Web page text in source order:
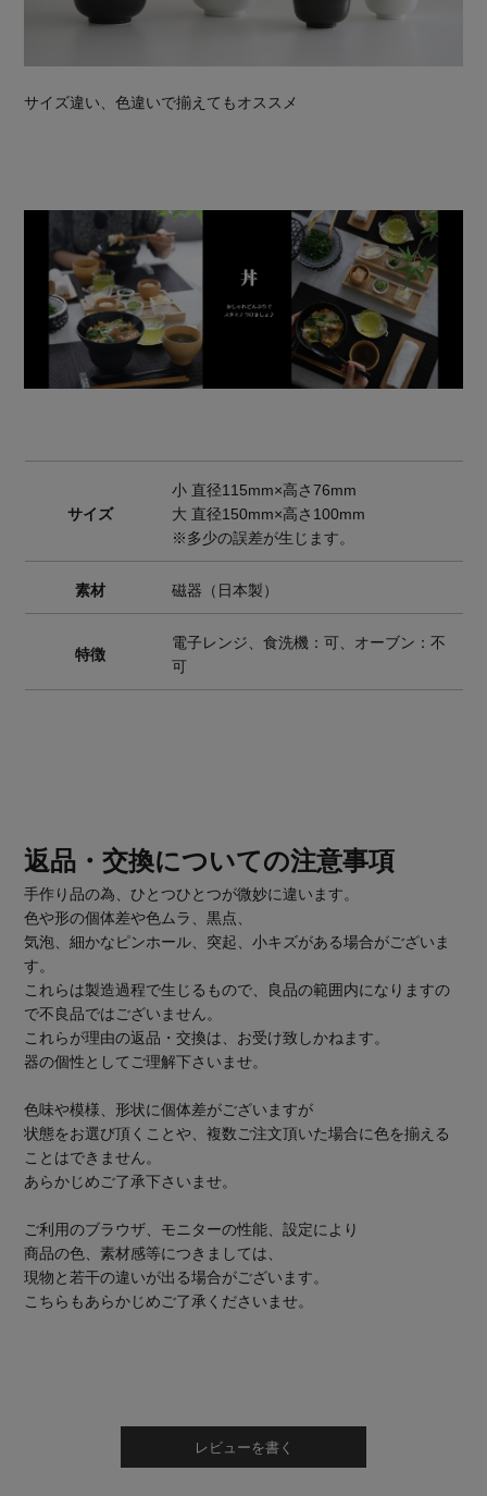
サイズ違い、色違いで揃えてもオススメ
サイズ
小 直径115mm×高さ76mm
大 直径150mm×高さ100mm
※多少の誤差が生じます。
素材 磁器（日本製）
特徴
電子レンジ、食洗機：可、オーブン：不
可
返品・交換についての注意事項
手作り品の為、ひとつひとつが微妙に違います。
色や形の個体差や色ムラ、黒点、
気泡、細かなピンホール、突起、小キズがある場合がございま
す。
これらは製造過程で生じるもので、良品の範囲内になりますの
で不良品ではございません。
これらが理由の返品・交換は、お受け致しかねます。
器の個性としてご理解下さいませ。
色味や模様、形状に個体差がございますが
状態をお選び頂くことや、複数ご注文頂いた場合に色を揃える
ことはできません。
あらかじめご了承下さいませ。
ご利用のブラウザ、モニターの性能、設定により
商品の色、素材感等につきましては、
現物と若干の違いが出る場合がございます。
こちらもあらかじめご了承くださいませ。
レビューを書く